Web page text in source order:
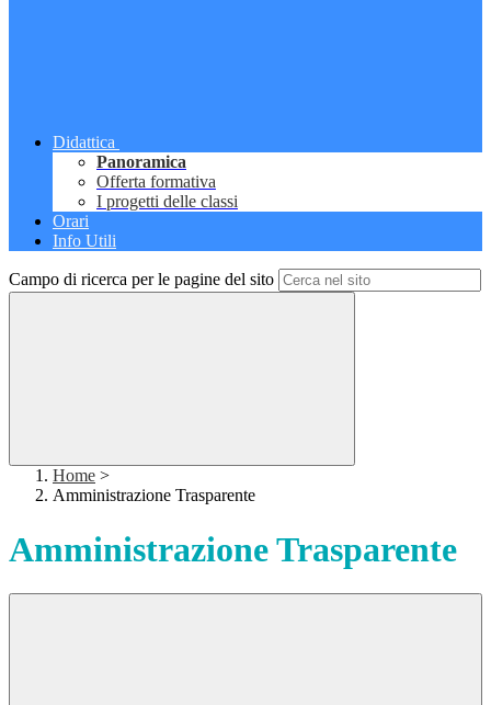
Didattica
Panoramica
Offerta formativa
I progetti delle classi
Orari
Info Utili
Campo di ricerca per le pagine del sito
Home >
Amministrazione Trasparente
Amministrazione Trasparente